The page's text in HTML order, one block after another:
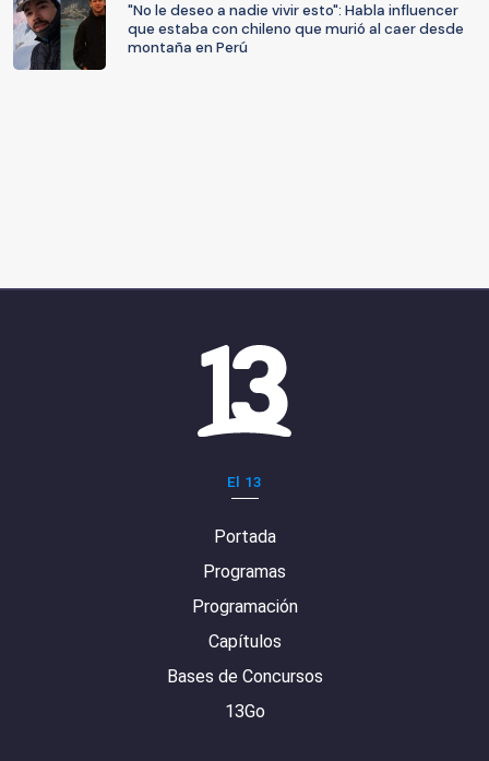
"No le deseo a nadie vivir esto": Habla influencer
que estaba con chileno que murió al caer desde
montaña en Perú
El 13
Portada
Programas
Programación
Capítulos
Bases de Concursos
13Go